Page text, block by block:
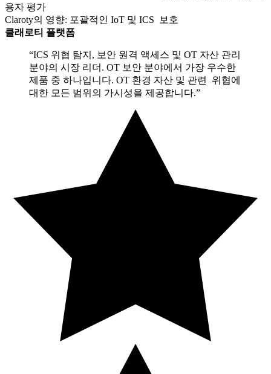
용자 평가
Claroty의 영향: 포괄적인 IoT 및 ICS 보호
클래로티 플랫폼
“ICS 위협 탐지, 보안 원격 액세스 및 OT 자산 관리
분야의 시장 리더. OT 보안 분야에서 가장 우수한
제품 중 하나입니다. OT 환경 자산 및 관련 위협에
대한 모든 범위의 가시성을 제공합니다.”